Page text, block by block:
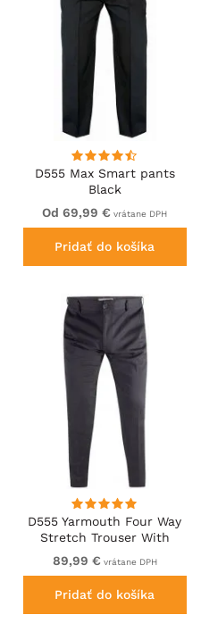
D555 Max Smart pants
Black
Od 69,99 € vrátane DPH
Pridať do košíka
D555 Yarmouth Four Way
Stretch Trouser With
Flexible Waistband Black
89,99 € vrátane DPH
Pridať do košíka